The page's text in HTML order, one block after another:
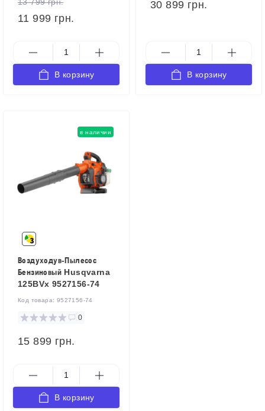
11 999 грн.
В корзину
30 899 грн.
В корзину
в наличии
Воздуходув-Пылесос
Бензиновый Husqvarna
125BVx 9527156-74
Код товара: 9527156-74
0
15 899 грн.
В корзину